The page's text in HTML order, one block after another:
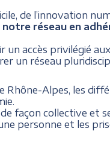
de l’innovation
réseau en
un accès privilégié
un réseau
Rhône-Alpes, les
façon collective et
personne et les